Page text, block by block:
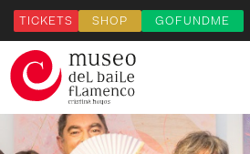
TICKETS SHOP GOFUNDME